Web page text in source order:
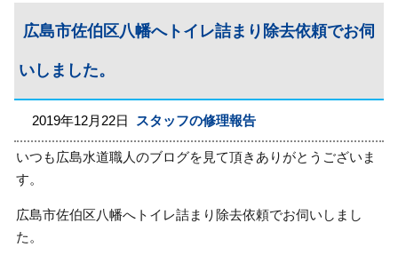
広島市佐伯区八幡へトイレ詰まり除去依頼でお伺
いしました。
2019年12月22日 スタッフの修理報告
いつも広島水道職人のブログを見て頂きありがとうございま
す。
広島市佐伯区八幡へトイレ詰まり除去依頼でお伺いしまし
た。